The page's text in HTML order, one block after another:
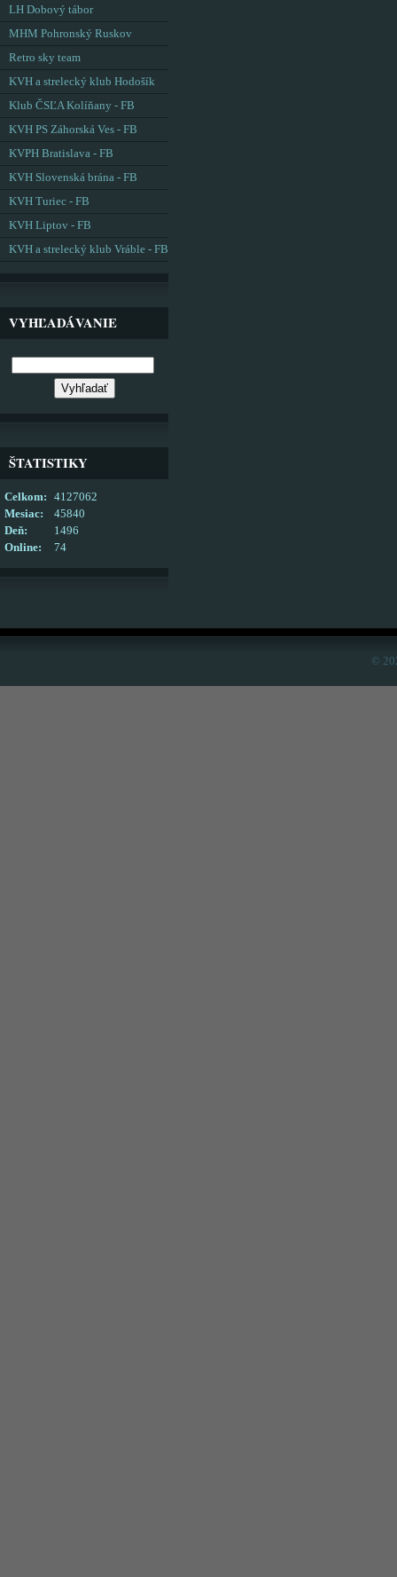
LH Dobový tábor
MHM Pohronský Ruskov
Retro sky team
KVH a strelecký klub Hodošík
Klub ČSĽA Kolíňany - FB
KVH PS Záhorská Ves - FB
KVPH Bratislava - FB
KVH Slovenská brána - FB
KVH Turiec - FB
KVH Liptov - FB
KVH a strelecký klub Vráble - FB
VYHĽADÁVANIE
ŠTATISTIKY
Online: 74
Celkom:
4127062
Mesiac:
45840
Deň:
1496
©